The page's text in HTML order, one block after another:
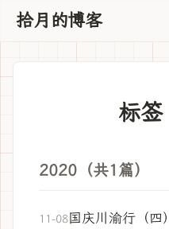
拾月的博客
标签
2020（共1篇）
11-08国庆川渝行（四